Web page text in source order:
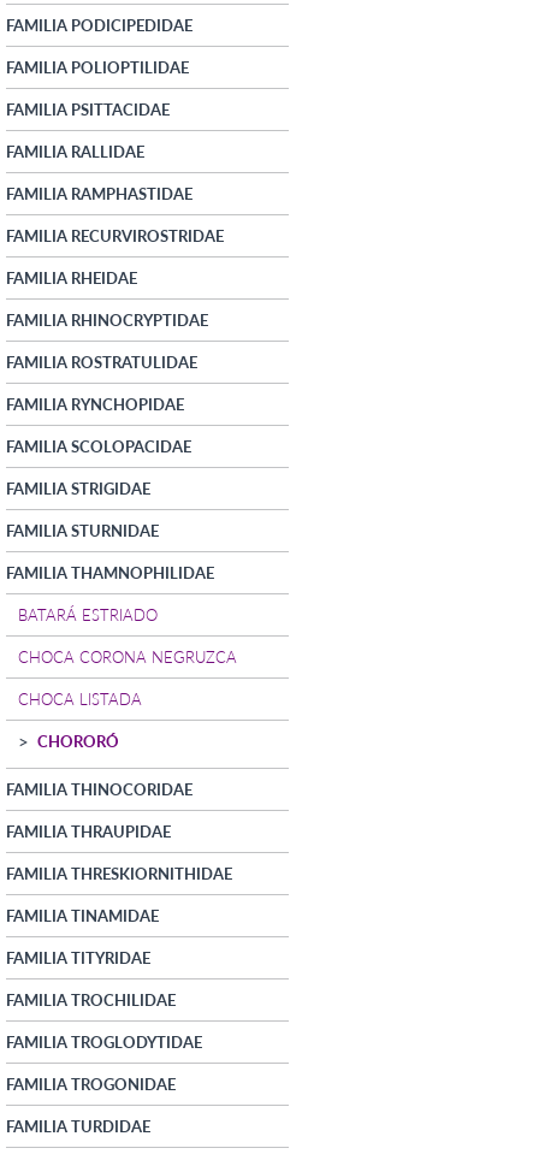
FAMILIA PODICIPEDIDAE
FAMILIA POLIOPTILIDAE
FAMILIA PSITTACIDAE
FAMILIA RALLIDAE
FAMILIA RAMPHASTIDAE
FAMILIA RECURVIROSTRIDAE
FAMILIA RHEIDAE
FAMILIA RHINOCRYPTIDAE
FAMILIA ROSTRATULIDAE
FAMILIA RYNCHOPIDAE
FAMILIA SCOLOPACIDAE
FAMILIA STRIGIDAE
FAMILIA STURNIDAE
FAMILIA THAMNOPHILIDAE
BATARÁ ESTRIADO
CHOCA CORONA NEGRUZCA
CHOCA LISTADA
CHORORÓ
FAMILIA THINOCORIDAE
FAMILIA THRAUPIDAE
FAMILIA THRESKIORNITHIDAE
FAMILIA TINAMIDAE
FAMILIA TITYRIDAE
FAMILIA TROCHILIDAE
FAMILIA TROGLODYTIDAE
FAMILIA TROGONIDAE
FAMILIA TURDIDAE